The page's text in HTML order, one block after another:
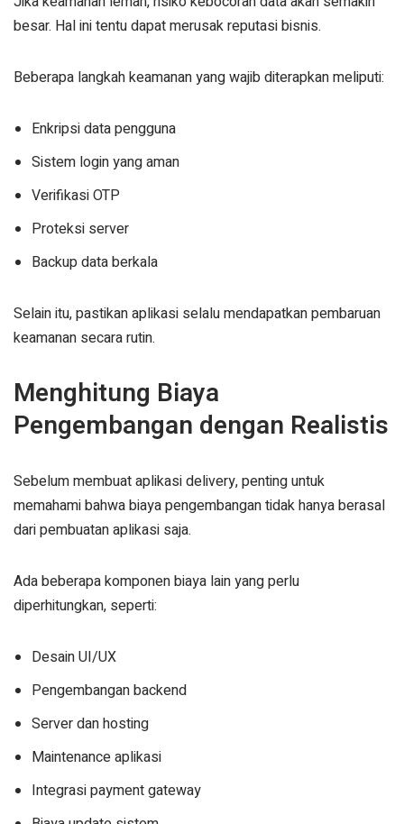
besar. Hal ini tentu dapat merusak reputasi bisnis.
Beberapa langkah keamanan yang wajib diterapkan meliputi:
Enkripsi data pengguna
Sistem login yang aman
Verifikasi OTP
Proteksi server
Backup data berkala
Selain itu, pastikan aplikasi selalu mendapatkan pembaruan
keamanan secara rutin.
Menghitung Biaya
Pengembangan dengan Realistis
Sebelum membuat aplikasi delivery, penting untuk
memahami bahwa biaya pengembangan tidak hanya berasal
dari pembuatan aplikasi saja.
Ada beberapa komponen biaya lain yang perlu
diperhitungkan, seperti:
Desain UI/UX
Pengembangan backend
Server dan hosting
Maintenance aplikasi
Integrasi payment gateway